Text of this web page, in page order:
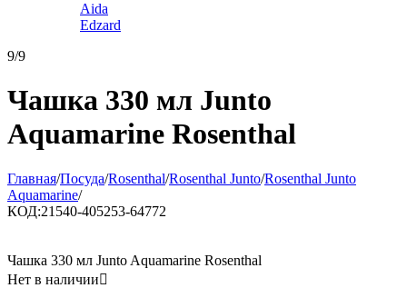
Aida
Edzard
9/9
Чашка 330 мл Junto
Aquamarine Rosenthal
Главная/Посуда/Rosenthal/Rosenthal Junto/Rosenthal Junto
Aquamarine/
КОД:21540-405253-64772
Чашка 330 мл Junto Aquamarine Rosenthal
Нет в наличии